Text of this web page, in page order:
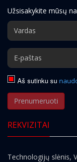
Užsisakykite mūsų
Aš sutinku su
Prenumeruoti
REKVIZITAI
Technologijų slėnis,